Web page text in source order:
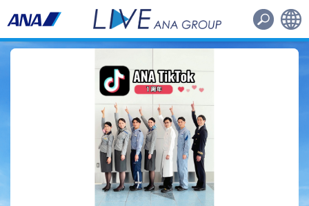
日本語 English
路線・機材